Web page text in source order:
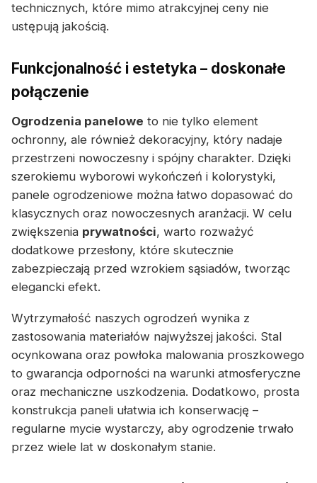
technicznych, które mimo atrakcyjnej ceny nie
ustępują jakością.
Funkcjonalność i estetyka – doskonałe
połączenie
Ogrodzenia panelowe to nie tylko element
ochronny, ale również dekoracyjny, który nadaje
przestrzeni nowoczesny i spójny charakter. Dzięki
szerokiemu wyborowi wykończeń i kolorystyki,
panele ogrodzeniowe można łatwo dopasować do
klasycznych oraz nowoczesnych aranżacji. W celu
zwiększenia prywatności, warto rozważyć
dodatkowe przesłony, które skutecznie
zabezpieczają przed wzrokiem sąsiadów, tworząc
elegancki efekt.
Wytrzymałość naszych ogrodzeń wynika z
zastosowania materiałów najwyższej jakości. Stal
ocynkowana oraz powłoka malowania proszkowego
to gwarancja odporności na warunki atmosferyczne
oraz mechaniczne uszkodzenia. Dodatkowo, prosta
konstrukcja paneli ułatwia ich konserwację –
regularne mycie wystarczy, aby ogrodzenie trwało
przez wiele lat w doskonałym stanie.